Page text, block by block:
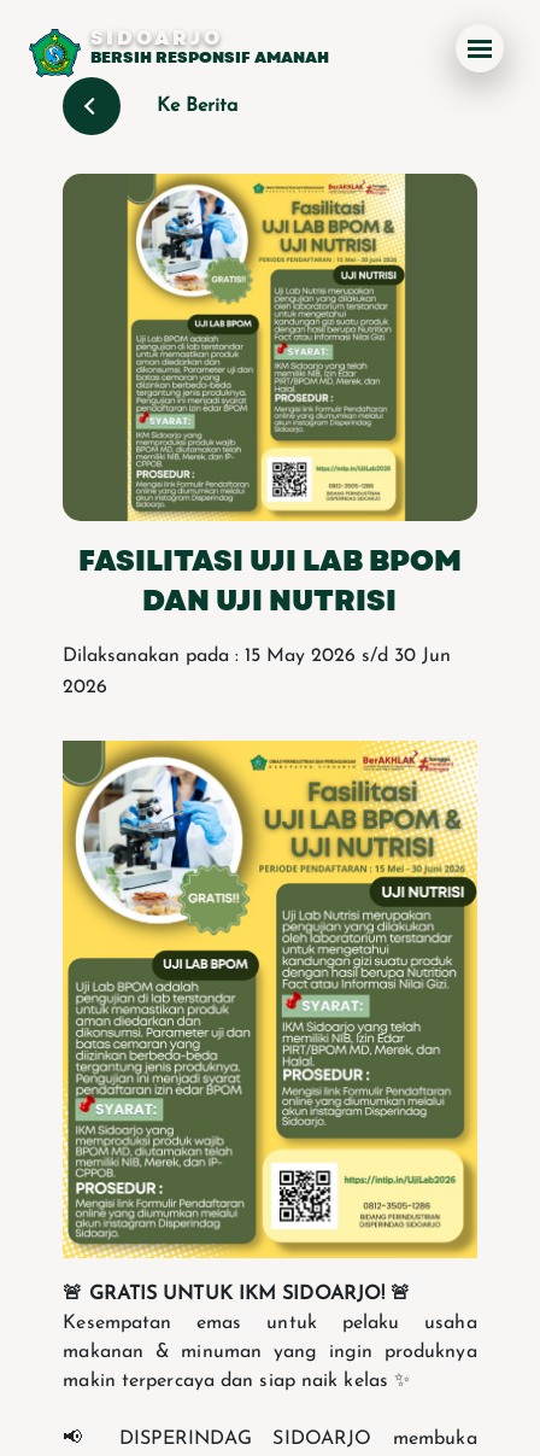
SIDOARJO
BERSIH RESPONSIF AMANAH
Ke Berita
FASILITASI UJI LAB BPOM
DAN UJI NUTRISI
Dilaksanakan pada : 15 May 2026 s/d 30 Jun
2026
🚨 GRATIS UNTUK IKM SIDOARJO! 🚨
Kesempatan emas untuk pelaku usaha
makanan & minuman yang ingin produknya
makin terpercaya dan siap naik kelas ✨
📢 DISPERINDAG SIDOARJO membuka